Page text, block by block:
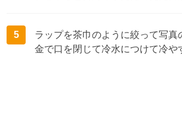
5
ラップを茶巾のように絞って写
金で口を閉じて冷水につけて冷や